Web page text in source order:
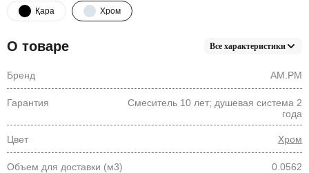
Қара Хром
О товаре Все характеристики
Бренд AM.PM
Гарантия
Смеситель 10 лет; душевая система 2
года
Цвет Хром
Объем для доставки (м3) 0.0562